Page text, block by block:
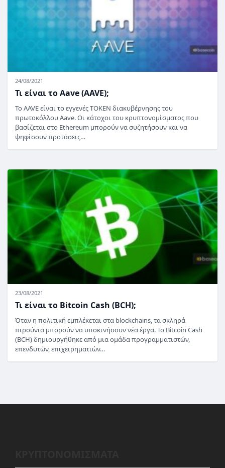
24/08/2021
Τι είναι το Aave (AAVE);
Το AAVE είναι το εγγενές TOKEN διακυβέρνησης του
πρωτοκόλλου Aave. Οι κάτοχοι του κρυπτονομίσματος που
βασίζεται στο Ethereum μπορούν να συζητήσουν και να
ψηφίσουν προτάσεις…
23/08/2021
Τι είναι το Bitcoin Cash (BCH);
Όταν η πολιτική εμπλέκεται στα blockchains, τα σκληρά
πιρούνια μπορούν να υποκινήσουν νέα έργα. Το Bitcoin Cash
(BCH) δημιουργήθηκε από μια ομάδα προγραμματιστών,
επενδυτών, επιχειρηματιών…